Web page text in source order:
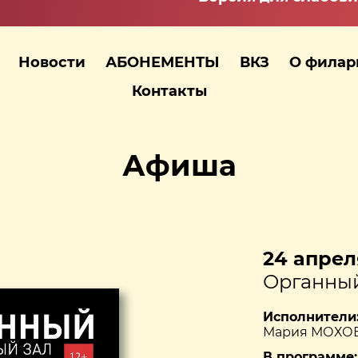
Новости АБОНЕМЕНТЫ ВКЗ
О
Контакты
Афиша
24
Мария